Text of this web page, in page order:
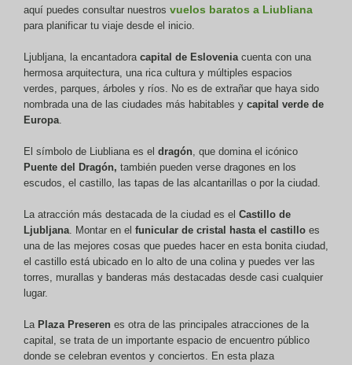
aquí puedes consultar nuestros vuelos baratos a Liubliana
para planificar tu viaje desde el inicio.
Ljubljana, la encantadora capital de Esloveniacuenta con una
hermosa arquitectura, una rica cultura y múltiples espacios
verdes, parques, árboles y ríos. No es de extrañar que haya sido
nombrada una de las ciudades más habitables y capital verde de
Europa.
El símbolo de Liubliana es el dragón, que domina el icónico
Puente del Dragón, también pueden verse dragones en los
escudos, el castillo, las tapas de las alcantarillas o por la ciudad.
La atracción más destacada de la ciudad es el Castillo de
Ljubljana. Montar en el funicular de cristal hasta el castillo es
una de las mejores cosas que puedes hacer en esta bonita ciudad,
el castillo está ubicado en lo alto de una colina y puedes ver las
torres, murallas y banderas más destacadas desde casi cualquier
lugar.
La Plaza Preseren es otra de las principales atracciones de la
capital, se trata de un importante espacio de encuentro público
donde se celebran eventos y conciertos. En esta plaza